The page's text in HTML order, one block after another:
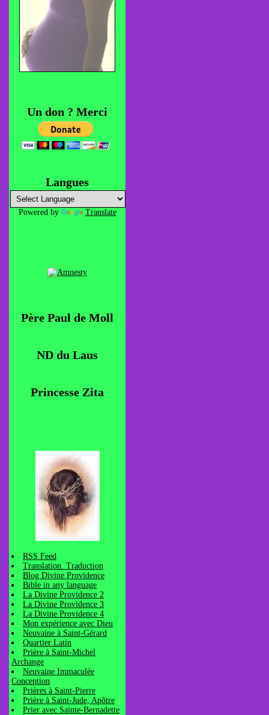
Un don ? Merci
Langues
Powered by Translate
Père Paul de Moll
ND du Laus
Princesse Zita
RSS Feed
Translation. Traduction
Blog Divine Providence
Bible in any language
La Divine Providence 2
La Divine Providence 3
La Divine Providence 4
Mon expérience avec Dieu
Neuvaine à Saint-Gérard
Quartier Latin
Prière à Saint-Michel
Archange
Neuvaine Immaculée
Conception
Prières à Saint-Pierre
Prière à Saint-Jude, Apôtre
Prier avec Sainte-Bernadette